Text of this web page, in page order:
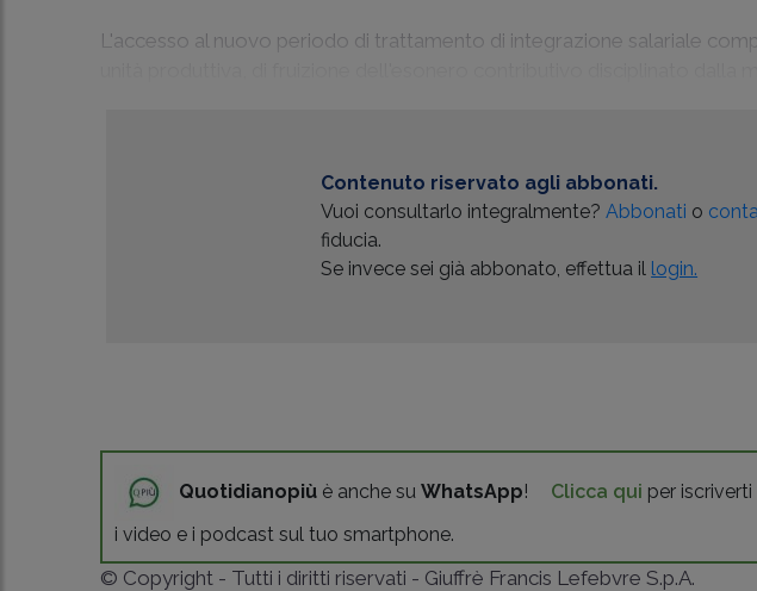
L'accesso al nuovo periodo di trattamento di integrazione salariale
Contenuto riservato agli abbonati.
Vuoi consultarlo integralmente?Abbonati o
fiducia.
Se invece sei già abbonato, effettua il login.
Quotidianopiù è anche suWhatsApp! Clicca qui per
i video e i podcast sul tuo smartphone.
© Copyright - Tutti i diritti riservati - Giuffrè Francis Lefebvre S.p.A.